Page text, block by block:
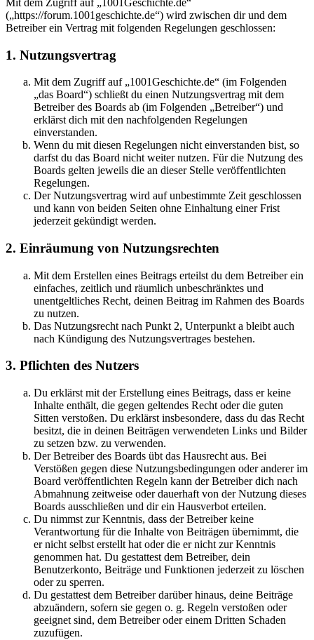
(„https://forum.1001geschichte.de“) wird zwischen dir und dem
Betreiber ein Vertrag mit folgenden Regelungen geschlossen:
1. Nutzungsvertrag
Mit dem Zugriff auf „1001Geschichte.de“ (im Folgenden
„das Board“) schließt du einen Nutzungsvertrag mit dem
Betreiber des Boards ab (im Folgenden „Betreiber“) und
erklärst dich mit den nachfolgenden Regelungen
einverstanden.
Wenn du mit diesen Regelungen nicht einverstanden bist, so
darfst du das Board nicht weiter nutzen. Für die Nutzung des
Boards gelten jeweils die an dieser Stelle veröffentlichten
Regelungen.
Der Nutzungsvertrag wird auf unbestimmte Zeit geschlossen
und kann von beiden Seiten ohne Einhaltung einer Frist
jederzeit gekündigt werden.
2. Einräumung von Nutzungsrechten
Mit dem Erstellen eines Beitrags erteilst du dem Betreiber ein
einfaches, zeitlich und räumlich unbeschränktes und
unentgeltliches Recht, deinen Beitrag im Rahmen des Boards
zu nutzen.
Das Nutzungsrecht nach Punkt 2, Unterpunkt a bleibt auch
nach Kündigung des Nutzungsvertrages bestehen.
3. Pflichten des Nutzers
Du erklärst mit der Erstellung eines Beitrags, dass er keine
Inhalte enthält, die gegen geltendes Recht oder die guten
Sitten verstoßen. Du erklärst insbesondere, dass du das Recht
besitzt, die in deinen Beiträgen verwendeten Links und Bilder
zu setzen bzw. zu verwenden.
Der Betreiber des Boards übt das Hausrecht aus. Bei
Verstößen gegen diese Nutzungsbedingungen oder anderer im
Board veröffentlichten Regeln kann der Betreiber dich nach
Abmahnung zeitweise oder dauerhaft von der Nutzung dieses
Boards ausschließen und dir ein Hausverbot erteilen.
Du nimmst zur Kenntnis, dass der Betreiber keine
Verantwortung für die Inhalte von Beiträgen übernimmt, die
er nicht selbst erstellt hat oder die er nicht zur Kenntnis
genommen hat. Du gestattest dem Betreiber, dein
Benutzerkonto, Beiträge und Funktionen jederzeit zu löschen
oder zu sperren.
Du gestattest dem Betreiber darüber hinaus, deine Beiträge
abzuändern, sofern sie gegen o. g. Regeln verstoßen oder
geeignet sind, dem Betreiber oder einem Dritten Schaden
zuzufügen.